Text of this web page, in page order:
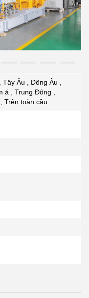
Âu , Đông Âu ,
, Trung Đông ,
Trên toàn cầu